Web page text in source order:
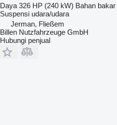
Daya 326 HP (240 kW) Bahan bakar
Suspensi udara/udara
Jerman, Fließem
Billen Nutzfahrzeuge GmbH
Hubungi penjual